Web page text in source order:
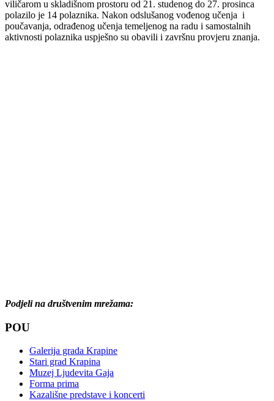
viličarom u skladišnom prostoru od 21. studenog do 27. prosinca
polazilo je 14 polaznika. Nakon odslušanog vođenog učenja i
poučavanja, odrađenog učenja temeljenog na radu i samostalnih
aktivnosti polaznika uspješno su obavili i završnu provjeru znanja.
Podjeli na društvenim mrežama:
POU
Galerija grada Krapine
Stari grad Krapina
Muzej Ljudevita Gaja
Forma prima
Kazališne predstave i koncerti